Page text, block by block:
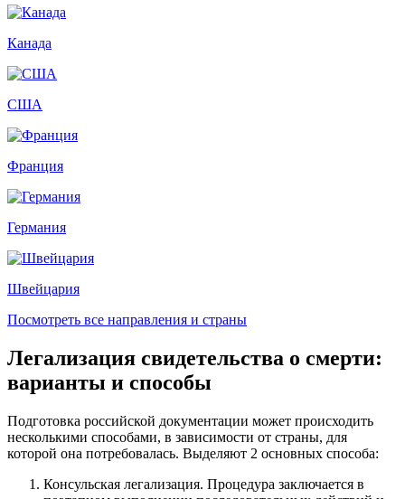
Канада
США
Франция
Германия
Швейцария
Посмотреть все направления и страны
Легализация свидетельства о смерти:
варианты и способы
Подготовка российской документации может происходить
несколькими способами, в зависимости от страны, для
которой она потребовалась. Выделяют 2 основных способа:
Консульская легализация. Процедура заключается в